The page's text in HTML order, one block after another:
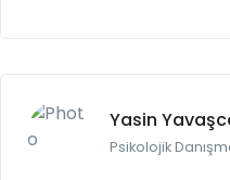
Yasin
Psikolojik